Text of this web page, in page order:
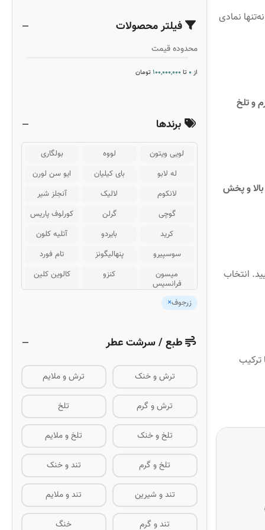
نه‌تنها نمادی
و تلخ
بالا و پخش
انتخاب
ترکیب
فیلتر محصولات
محدوده قیمت
از 0 تا 100,000,000 تومان
برندها
لویی ویتون لووه
بولگاری
له لابو
بای کیلیان
ایو سن لورن
لانکوم
لالیک
آنجلز شیر
گوچی
گرلن
کورلوف پاریس
کرید
بایردو
آتلیه کلون
سوسپیرو
پنهالیگونز
تام فورد
میسون
فرانسیس
کورکجان
کنزو کالوین کلین
کلینیک
پارفومز د
مارلی
آمواج اسنتریک
تیزیانا ترنزی هرمس
اتکینسونز
دیویدوف
شیسیدو
شیخ
ژیوانشی
ورساچه
روبرتو کاوالی
پاکو رابان
لانوین
نارسیسو
رودریگز
تیری موگلر جورجیو آرمانی
ولنتینو دونا نینا ریچی
ایسی میاکه
زرجوف×
طبع / سرشت عطر
ترش و خنک ترش و ملایم
ترش و گرم تلخ
تلخ و خنک تلخ و ملایم
تلخ و گرم تند و خنک
تند و شیرین تند و ملایم
تند و گرم خنگ